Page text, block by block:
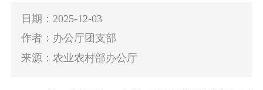
日期：2025-12-03
作者：办公厅团支部
来源：农业农村部办公厅